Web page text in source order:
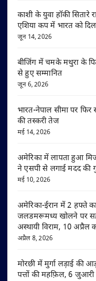
काशी के युवा हॉकी सितारे
एशिया कप में भारत को
जून 14, 2026
बीजिंग में चमके मथुरा के
से हुए सम्मानित
जून 6, 2026
भारत-नेपाल सीमा पर फिर
की तस्करी तेज
मई 14, 2026
अमेरिका में लापता हुआ
ने एसपी से लगाई मदद की
मई 10, 2026
अमेरिका-ईरान में 2 हफ्ते
जलडमरूमध्य खोलने पर
अस्थायी विराम, 10 अप्रैल
अप्रैल 8, 2026
मोरछी में मुर्गा लड़ाई की
पत्तों की महफ़िल, 6